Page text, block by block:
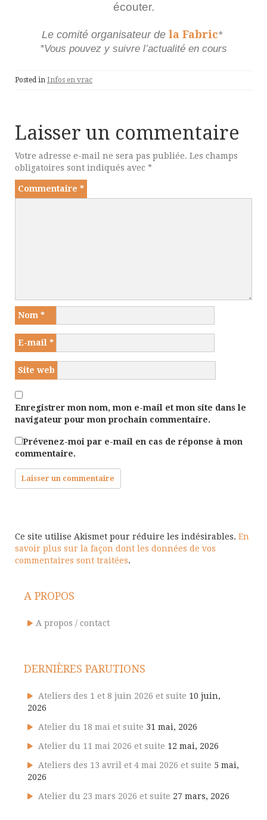
écouter.
Le comité organisateur de la Fabric*
*Vous pouvez y suivre l’actualité en cours
Posted in Infos en vrac
Laisser un commentaire
Votre adresse e-mail ne sera pas publiée. Les champs
obligatoires sont indiqués avec *
Commentaire *
Nom *
E-mail *
Site web
Enregistrer mon nom, mon e-mail et mon site dans le
navigateur pour mon prochain commentaire.
Prévenez-moi par e-mail en cas de réponse à mon
commentaire.
Ce site utilise Akismet pour réduire les indésirables. En
savoir plus sur la façon dont les données de vos
commentaires sont traitées.
A PROPOS
A propos / contact
DERNIÈRES PARUTIONS
Ateliers des 1 et 8 juin 2026 et suite 10 juin,
2026
Atelier du 18 mai et suite 31 mai, 2026
Atelier du 11 mai 2026 et suite 12 mai, 2026
Ateliers des 13 avril et 4 mai 2026 et suite 5 mai,
2026
Atelier du 23 mars 2026 et suite 27 mars, 2026